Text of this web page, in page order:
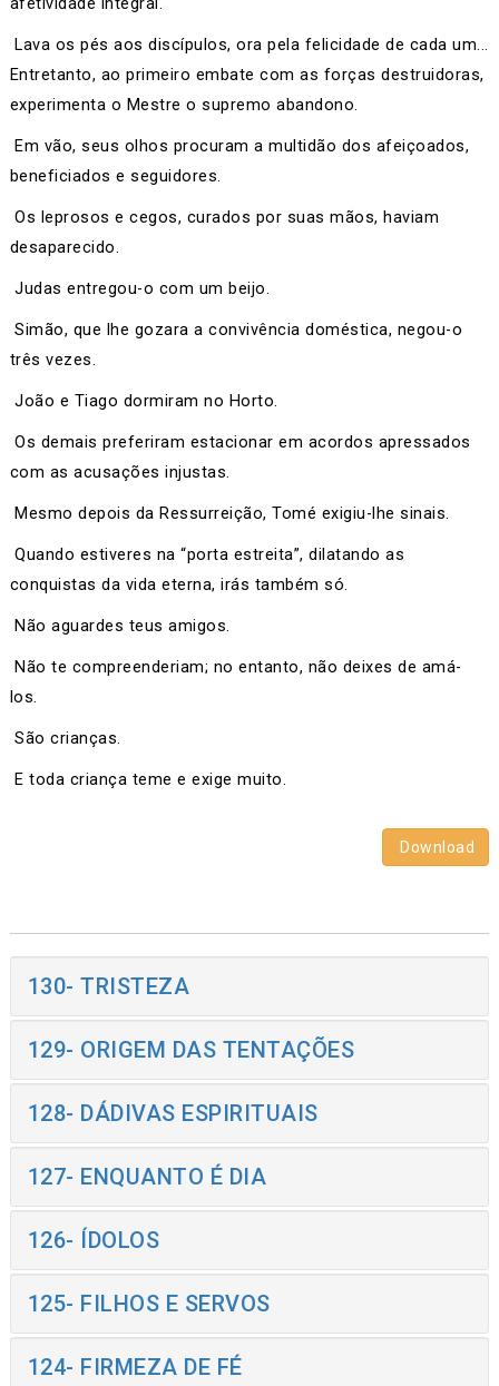
afetividade integral.
Lava os pés aos discípulos, ora pela felicidade de cada um...
Entretanto, ao primeiro embate com as forças destruidoras,
experimenta o Mestre o supremo abandono.
Em vão, seus olhos procuram a multidão dos afeiçoados,
beneficiados e seguidores.
Os leprosos e cegos, curados por suas mãos, haviam
desaparecido.
Judas entregou-o com um beijo.
Simão, que lhe gozara a convivência doméstica, negou-o
três vezes.
João e Tiago dormiram no Horto.
Os demais preferiram estacionar em acordos apressados
com as acusações injustas.
Mesmo depois da Ressurreição, Tomé exigiu-lhe sinais.
Quando estiveres na “porta estreita”, dilatando as
conquistas da vida eterna, irás também só.
Não aguardes teus amigos.
Não te compreenderiam; no entanto, não deixes de amá-
los.
São crianças.
E toda criança teme e exige muito.
Download
130- TRISTEZA
129- ORIGEM DAS TENTAÇÕES
128- DÁDIVAS ESPIRITUAIS
127- ENQUANTO É DIA
126- ÍDOLOS
125- FILHOS E SERVOS
124- FIRMEZA DE FÉ